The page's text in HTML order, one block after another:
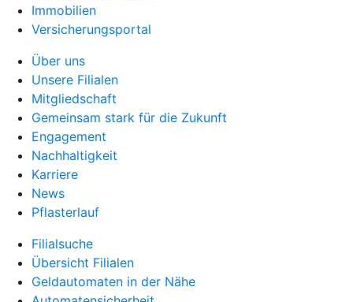
Immobilien
Versicherungsportal
Über uns
Unsere Filialen
Mitgliedschaft
Gemeinsam stark für die Zukunft
Engagement
Nachhaltigkeit
Karriere
News
Pflasterlauf
Filialsuche
Übersicht Filialen
Geldautomaten in der Nähe